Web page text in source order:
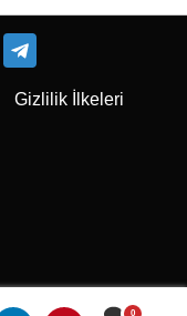
Gizlilik İlkeleri